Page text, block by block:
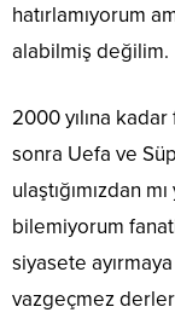
hatırlamıyorum
alabilmiş değilim.
2000 yılına
sonra Uefa ve
ulaştığımızdan
bilemiyorum
siyasete
vazgeçmez